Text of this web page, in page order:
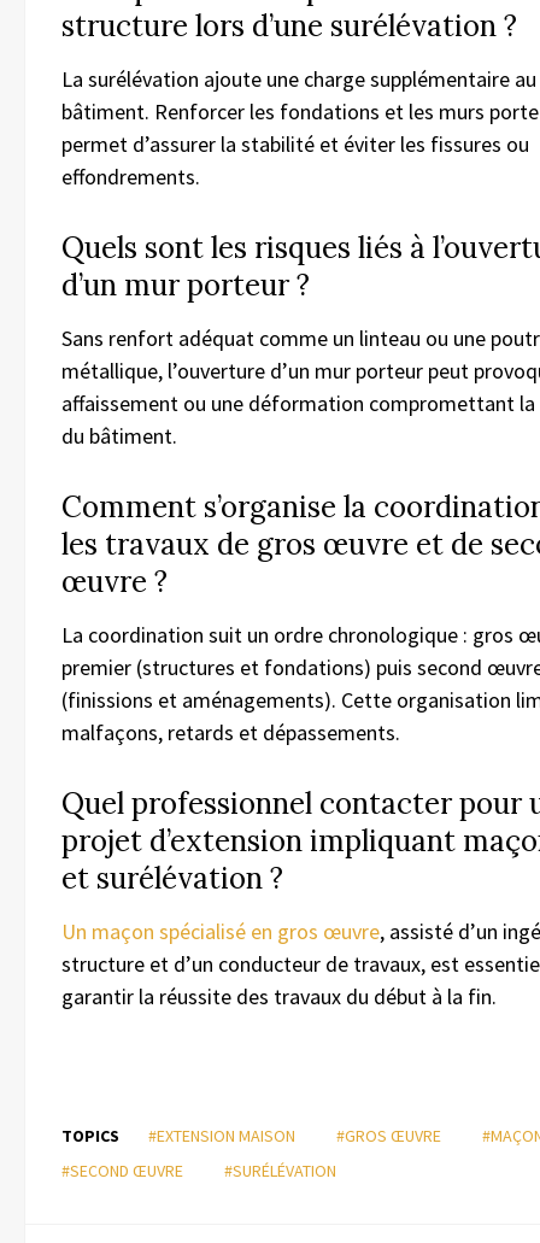
structure lors d’une surélévation ?
La surélévation ajoute une charge supplémentaire au
bâtiment. Renforcer les fondations et les murs
permet d’assurer la stabilité et éviter les fissures ou
effondrements.
Quels sont les risques liés à
d’un mur porteur ?
Sans renfort adéquat comme un linteau ou une
métallique, l’ouverture d’un mur porteur peut
affaissement ou une déformation compromettant la
du bâtiment.
Comment s’organise la
les travaux de gros œuvre et de
œuvre ?
La coordination suit un ordre chronologique : gros
premier (structures et fondations) puis second
(finissions et aménagements). Cette organisation
malfaçons, retards et dépassements.
Quel professionnel contacter pour
projet d’extension impliquant
et surélévation ?
Un maçon spécialisé en gros œuvre, assisté d’un
structure et d’un conducteur de travaux, est
garantir la réussite des travaux du début à la fin.
TOPICS #EXTENSION MAISON #GROS ŒUVRE
#SECOND ŒUVRE
#SURÉLÉVATION